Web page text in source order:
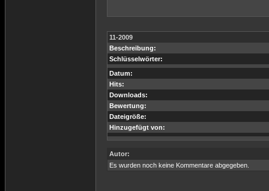
11-2009
Beschreibung:
Schlüsselwörter:
Datum:
Hits:
Downloads:
Bewertung:
Dateigröße:
Hinzugefügt von:
Autor:
Es wurden noch keine Kommentare abgegeben.